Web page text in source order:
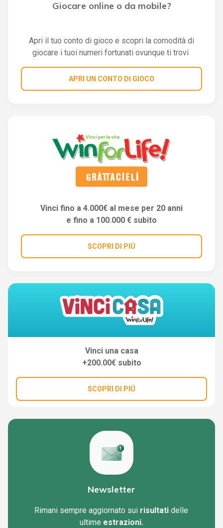
Giocare online o da mobile?
Apri il tuo conto di gioco e scopri la comodità di
giocare i tuoi numeri fortunati ovunque ti trovi
APRI UN CONTO DI GIOCO
Vinci fino a 4.000€ al mese per 20 anni
e fino a 100.000 € subito
SCOPRI DI PIÚ
Vinci una casa
+200.00€ subito
SCOPRI DI PIÚ
Newsletter
Rimani sempre aggiornato sui risultati delle
ultime estrazioni.